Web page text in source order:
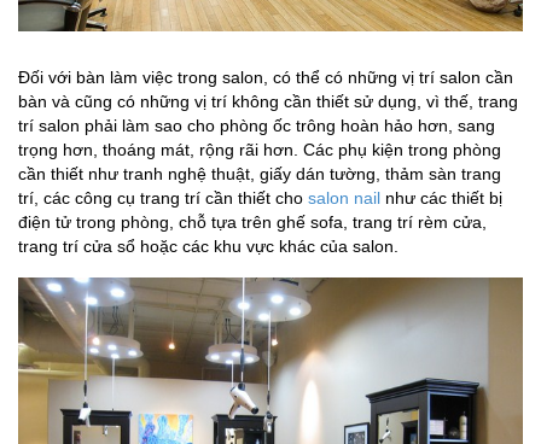
Đối với bàn làm việc trong salon, có thể có những vị trí salon cần
bàn và cũng có những vị trí không cần thiết sử dụng, vì thế, trang
trí salon phải làm sao cho phòng ốc trông hoàn hảo hơn, sang
trọng hơn, thoáng mát, rộng rãi hơn. Các phụ kiện trong phòng
cần thiết như tranh nghệ thuật, giấy dán tường, thảm sàn trang
trí, các công cụ trang trí cần thiết cho salon nail như các thiết bị
điện tử trong phòng, chỗ tựa trên ghế sofa, trang trí rèm cửa,
trang trí cửa sổ hoặc các khu vực khác của salon.